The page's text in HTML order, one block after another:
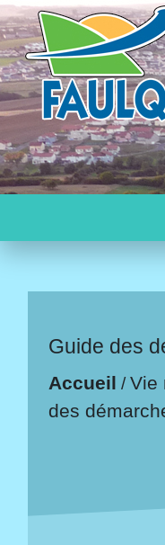
Guide des
Accueil /Vie
des